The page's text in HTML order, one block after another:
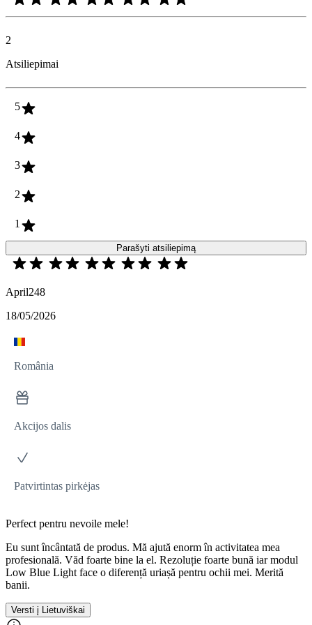
2
Atsiliepimai
5
4
3
2
1
Parašyti atsiliepimą
April248
18/05/2026
România
Akcijos dalis
Patvirtintas pirkėjas
Perfect pentru nevoile mele!
Eu sunt încântată de produs. Mă ajută enorm în activitatea mea
profesională. Văd foarte bine la el. Rezoluție foarte bună iar modul
Low Blue Light face o diferență uriașă pentru ochii mei. Merită
banii.
Versti į Lietuviškai